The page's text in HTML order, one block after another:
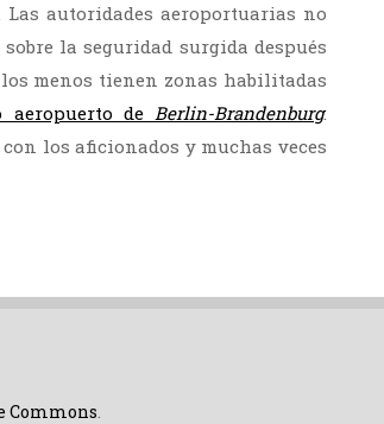
Las autoridades aeroportuarias no
la seguridad surgida después
menos tienen zonas habilitadas
de Berlin-Brandenburg.
los aficionados y muchas veces
Commons.